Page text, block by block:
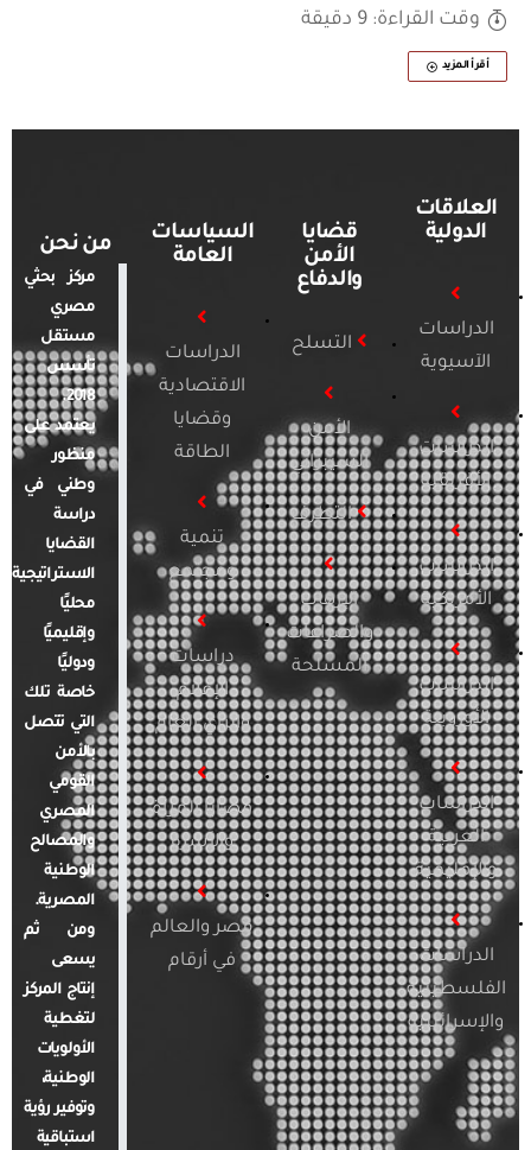
وقت القراءة: 9 دقيقة
أقرأ المزيد
العلاقات
الدولية
الدراسات
الآسيوية
الدراسات
الأفريقية
الدراسات
الأمريكية
الدراسات
الأوروبية
الدراسات
العربية
والإقليمية
الدراسات
الفلسطينية
والإسرائيلية
قضايا
الأمن
والدفاع
التسلح
الأمن
السيبراني
التطرف
الإرهاب
والصراعات
المسلحة
السياسات
العامة
الدراسات
الاقتصادية
وقضايا
الطاقة
تنمية
ومجتمع
دراسات
الإعلام
والرأي العام
قضايا المرأة
والأسرة
مصر والعالم
في أرقام
من نحن
مركز بحثي
مصري
مستقل
تأسس
2018.
يعتمد على
منظور
وطني في
دراسة
القضايا
الاستراتيجية
محليًا
وإقليميًا
ودوليًا
خاصة تلك
التي تتصل
بالأمن
القومي
المصري
والمصالح
الوطنية
المصرية.
ومن ثم
يسعى
إنتاج المركز
لتغطية
الأولويات
الوطنية،
وتوفير رؤية
استباقية